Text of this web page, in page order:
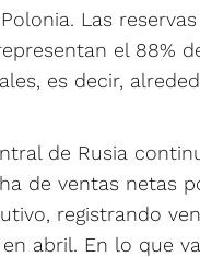
Las
el 88%
es decir,
de Rusia
de ventas netas
registrando
abril. En lo que